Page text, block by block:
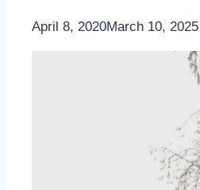
ByNicole
April 8, 2020March 10, 2025